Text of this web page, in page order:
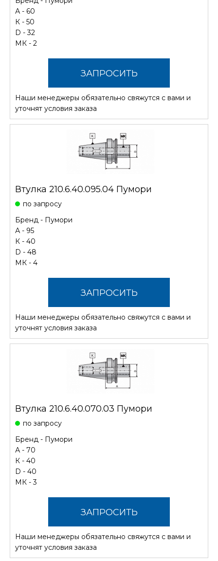
А - 60
К - 50
D - 32
МК - 2
ЗАПРОСИТЬ
СТОИМОСТЬ
Наши менеджеры обязательно свяжутся с вами и
уточнят условия заказа
Втулка 210.6.40.095.04 Пумори
по запросу
Бренд - Пумори
А - 95
К - 40
D - 48
МК - 4
ЗАПРОСИТЬ
СТОИМОСТЬ
Наши менеджеры обязательно свяжутся с вами и
уточнят условия заказа
Втулка 210.6.40.070.03 Пумори
по запросу
Бренд - Пумори
А - 70
К - 40
D - 40
МК - 3
ЗАПРОСИТЬ
СТОИМОСТЬ
Наши менеджеры обязательно свяжутся с вами и
уточнят условия заказа